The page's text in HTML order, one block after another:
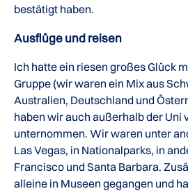
bestätigt haben.
Ausflüge und reisen
Ich hatte ein riesen großes Glück
Gruppe (wir waren ein Mix aus
Australien, Deutschland und
haben wir auch außerhalb der Uni
unternommen. Wir waren unter
Las Vegas, in Nationalparks, in
Francisco und Santa Barbara.
alleine in Museen gegangen und